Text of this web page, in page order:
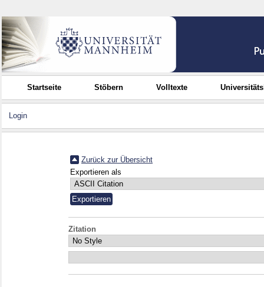
Startseite Stöbern Volltexte
Login
Zurück zur Übersicht
Exportieren als
Zitation